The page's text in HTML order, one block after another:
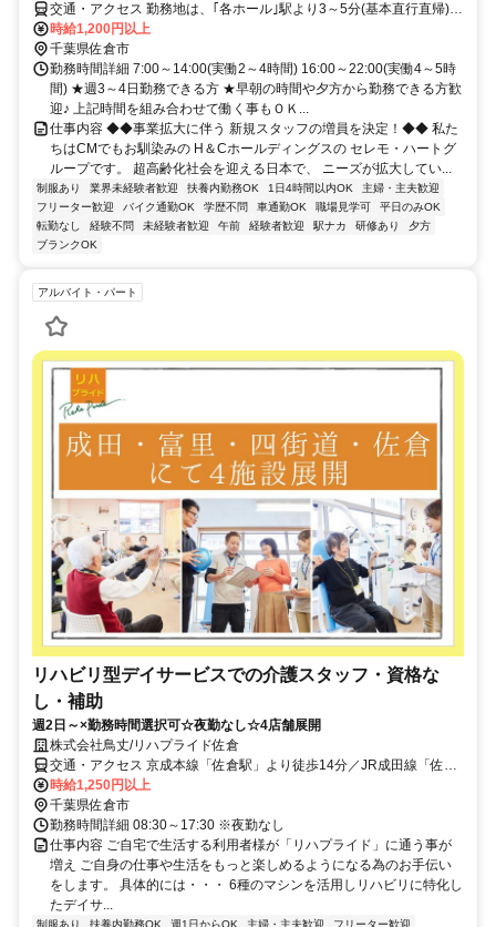
交通・アクセス 勤務地は、｢各ホール｣駅より3～5分(基本直行直帰)の
駅近現場多数
時給1,200円以上
千葉県佐倉市
勤務時間詳細 7:00～14:00(実働2～4時間) 16:00～22:00(実働4～5時
間) ★週3～4日勤務できる方 ★早朝の時間や夕方から勤務できる方歓
迎♪ 上記時間を組み合わせて働く事もＯＫ...
仕事内容 ◆◆事業拡大に伴う 新規スタッフの増員を決定！◆◆ 私た
ちはCMでもお馴染みの H＆Cホールディングスの セレモ・ハートグ
ループです。 超高齢化社会を迎える日本で、 ニーズが拡大してい...
制服あり 業界未経験者歓迎 扶養内勤務OK 1日4時間以内OK
主婦・主夫歓迎
フリーター歓迎
バイク通勤OK 学歴不問 車通勤OK 職場見学可
平日のみOK
転勤なし
経験不問 未経験者歓迎 午前 経験者歓迎 駅ナカ 研修あり
夕方
ブランクOK
アルバイト・パート
リハビリ型デイサービスでの介護スタッフ・資格な
し・補助
週2日～×勤務時間選択可☆夜勤なし☆4店舗展開
株式会社鳥丈/リハプライド佐倉
交通・アクセス 京成本線「佐倉駅」より徒歩14分／JR成田線「佐倉
駅」より徒歩23分
時給1,250円以上
千葉県佐倉市
勤務時間詳細 08:30～17:30 ※夜勤なし
仕事内容 ご自宅で生活する利用者様が「リハプライド」に通う事が
増え ご自身の仕事や生活をもっと楽しめるようになる為のお手伝い
をします。 具体的には・・・ 6種のマシンを活用しリハビリに特化し
たデイサ...
制服あり 扶養内勤務OK 週1日からOK 主婦・主夫歓迎 フリーター歓迎